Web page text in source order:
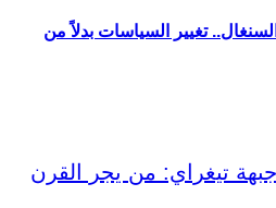
تغيير السياسات بدلاً من